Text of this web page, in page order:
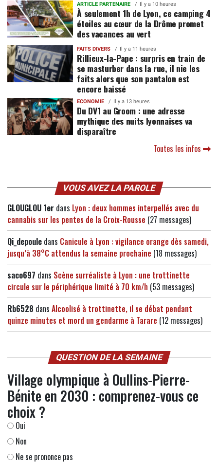
ARTICLE PARTENAIRE Il y a 10 heures
À seulement 1h de Lyon, ce camping 4
étoiles au cœur de la Drôme promet
des vacances au vert
FAITS DIVERS Il y a 11 heures
Rillieux-la-Pape : surpris en train de
se masturber dans la rue, il nie les
faits alors que son pantalon est
encore baissé
ECONOMIE Il y a 13 heures
Du DV1 au Groom : une adresse
mythique des nuits lyonnaises va
disparaître
Toutes les infos
VOUS AVEZ LA PAROLE
GLOUGLOU 1er dans Lyon : deux hommes interpellés avec du
cannabis sur les pentes de la Croix-Rousse (27 messages)
Qi_depoule dans Canicule à Lyon : vigilance orange dès samedi,
jusqu’à 38°C attendus la semaine prochaine (18 messages)
saco697 dans Scène surréaliste à Lyon : une trottinette
circule sur le périphérique limité à 70 km/h (53 messages)
Rb6528 dans Alcoolisé à trottinette, il se débat pendant
quinze minutes et mord un gendarme à Tarare (12 messages)
QUESTION DE LA SEMAINE
Village olympique à Oullins-Pierre-
Bénite en 2030 : comprenez-vous ce
choix ?
Oui
Non
Ne se prononce pas